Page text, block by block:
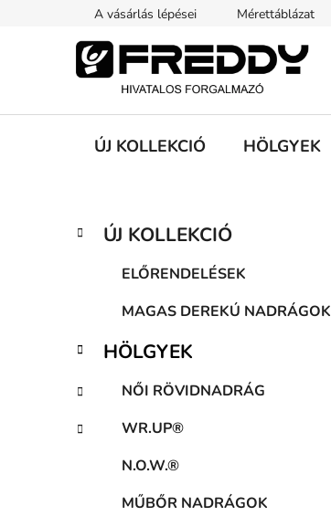
tartalomhoz
A vásárlás lépései Mérettáblázat
ÚJ KOLLEKCIÓ HÖLGYEK
O
s
p
n
Kategóriák
átugrása
K
a
r
á
k
ÚJ KOLLEKCIÓ
ELŐRENDELÉSEK
MAGAS DEREKÚ NADRÁGOK
HÖLGYEK
NŐI RÖVIDNADRÁG
WR.UP®
N.O.W.®
MŰBŐR NADRÁGOK